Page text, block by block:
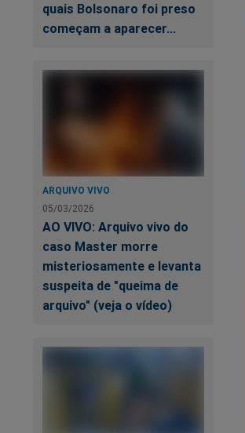
quais Bolsonaro foi preso
começam a aparecer...
ARQUIVO VIVO
05/03/2026
AO VIVO: Arquivo vivo do
caso Master morre
misteriosamente e levanta
suspeita de "queima de
arquivo" (veja o vídeo)